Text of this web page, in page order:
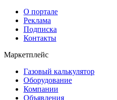
О портале
Реклама
Подписка
Контакты
Маркетплейс
Газовый калькулятор
Оборудование
Компании
Объявления